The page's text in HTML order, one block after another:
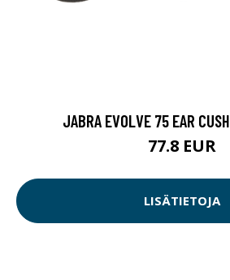
JABRA EVOLVE 75 EAR
77.8 EUR
LISÄTIETOJA